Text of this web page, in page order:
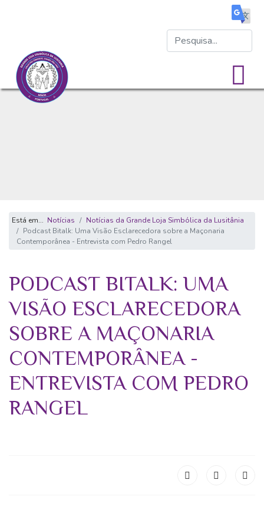
Está em... Notícias
Notícias da Grande Loja Simbólica da Lusitânia
Podcast Bitalk: Uma Visão Esclarecedora sobre a Maçonaria
Contemporânea - Entrevista com Pedro Rangel
PODCAST BITALK: UMA
VISÃO ESCLARECEDORA
SOBRE A MAÇONARIA
CONTEMPORÂNEA -
ENTREVISTA COM PEDRO
RANGEL